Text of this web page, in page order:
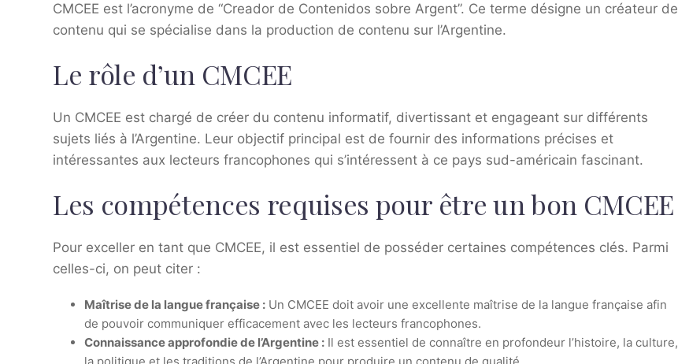
CMCEE est l’acronyme de “Creador de Contenidos sobre Argent”. Ce terme désigne un créateur de
contenu qui se spécialise dans la production de contenu sur l’Argentine.
Le rôle d’un CMCEE
Un CMCEE est chargé de créer du contenu informatif, divertissant et engageant sur différents
sujets liés à l’Argentine. Leur objectif principal est de fournir des informations précises et
intéressantes aux lecteurs francophones qui s’intéressent à ce pays sud-américain fascinant.
Les compétences requises pour être un bon CMCEE
Pour exceller en tant que CMCEE, il est essentiel de posséder certaines compétences clés. Parmi
celles-ci, on peut citer :
Maîtrise de la langue française : Un CMCEE doit avoir une excellente maîtrise de la langue française afin
de pouvoir communiquer efficacement avec les lecteurs francophones.
Connaissance approfondie de l’Argentine : Il est essentiel de connaître en profondeur l’histoire, la culture,